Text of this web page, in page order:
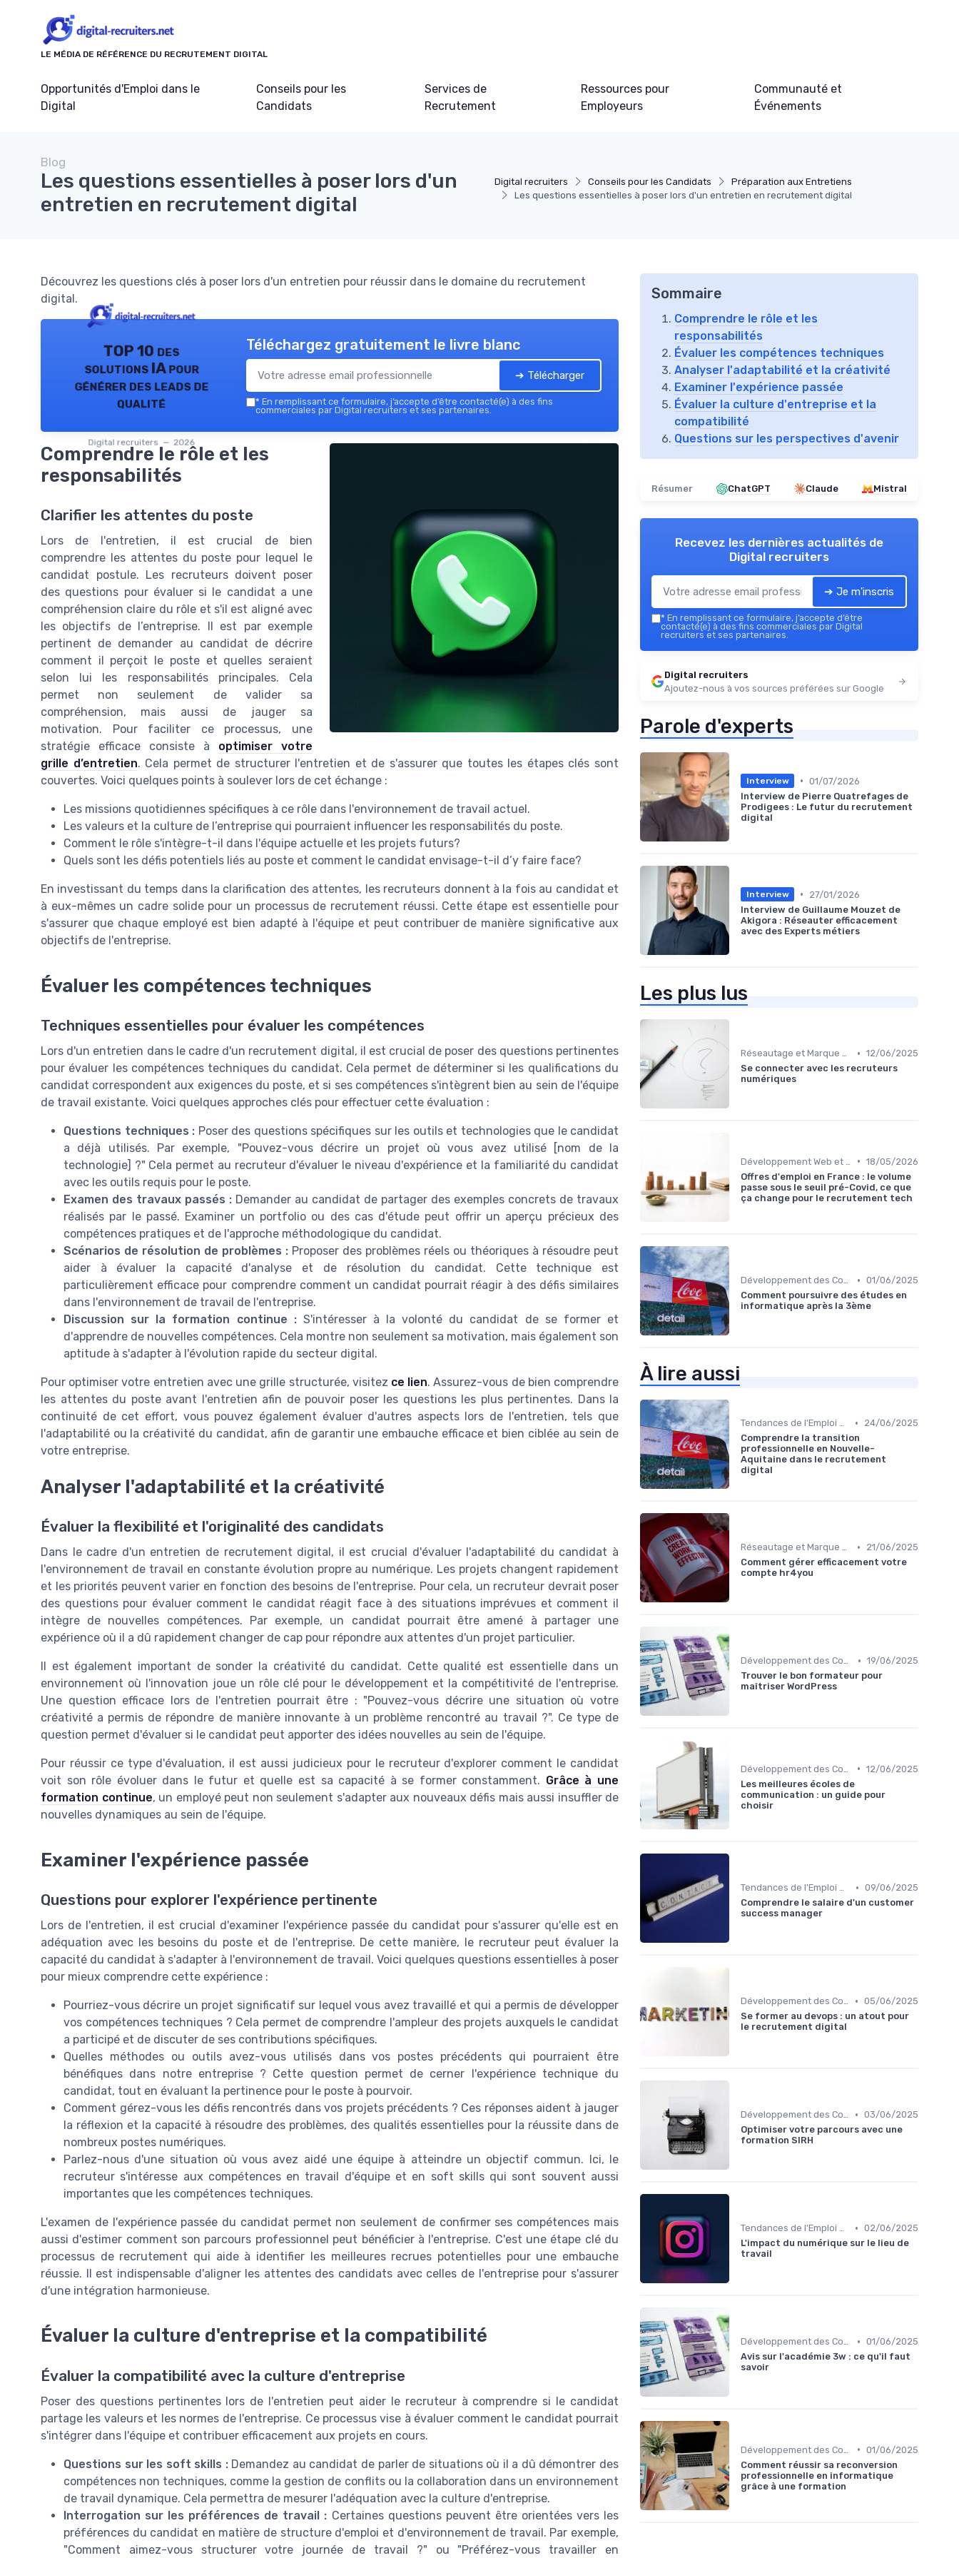
LE MÉDIA DE RÉFÉRENCE DU RECRUTEMENT DIGITAL
Opportunités d'Emploi dans le
Digital
Conseils pour les
Candidats
Services de
Recrutement
Ressources pour
Employeurs
Communauté et
Événements
Digital recruiters Conseils pour les Candidats
Préparation aux Entretiens
Les questions essentielles à poser lors d'un entretien en recrutement digital
Blog
Les questions essentielles à poser lors d'un
entretien en recrutement digital
Découvrez les questions clés à poser lors d'un entretien pour réussir dans le domaine du recrutement
digital.
TOP 10 des
solutions IA pour
générer des leads de
qualité
Digital recruiters — 2026
Téléchargez gratuitement le livre blanc
➔ Télécharger
* En remplissant ce formulaire, j’accepte d’être contacté(e) à des fins
commerciales par Digital recruiters et ses partenaires.
Comprendre le rôle et les
responsabilités
Clarifier les attentes du poste
Lors de l'entretien, il est crucial de bien
comprendre les attentes du poste pour lequel le
candidat postule. Les recruteurs doivent poser
des questions pour évaluer si le candidat a une
compréhension claire du rôle et s'il est aligné avec
les objectifs de l’entreprise. Il est par exemple
pertinent de demander au candidat de décrire
comment il perçoit le poste et quelles seraient
selon lui les responsabilités principales. Cela
permet non seulement de valider sa
compréhension, mais aussi de jauger sa
motivation. Pour faciliter ce processus, une
stratégie efficace consiste à optimiser votre
grille d’entretien. Cela permet de structurer l'entretien et de s'assurer que toutes les étapes clés sont
couvertes. Voici quelques points à soulever lors de cet échange :
Les missions quotidiennes spécifiques à ce rôle dans l'environnement de travail actuel.
Les valeurs et la culture de l’entreprise qui pourraient influencer les responsabilités du poste.
Comment le rôle s'intègre-t-il dans l'équipe actuelle et les projets futurs?
Quels sont les défis potentiels liés au poste et comment le candidat envisage-t-il d’y faire face?
En investissant du temps dans la clarification des attentes, les recruteurs donnent à la fois au candidat et
à eux-mêmes un cadre solide pour un processus de recrutement réussi. Cette étape est essentielle pour
s'assurer que chaque employé est bien adapté à l'équipe et peut contribuer de manière significative aux
objectifs de l'entreprise.
Évaluer les compétences techniques
Techniques essentielles pour évaluer les compétences
Lors d'un entretien dans le cadre d'un recrutement digital, il est crucial de poser des questions pertinentes
pour évaluer les compétences techniques du candidat. Cela permet de déterminer si les qualifications du
candidat correspondent aux exigences du poste, et si ses compétences s'intègrent bien au sein de l'équipe
de travail existante. Voici quelques approches clés pour effectuer cette évaluation :
Questions techniques : Poser des questions spécifiques sur les outils et technologies que le candidat
a déjà utilisés. Par exemple, "Pouvez-vous décrire un projet où vous avez utilisé [nom de la
technologie] ?" Cela permet au recruteur d'évaluer le niveau d'expérience et la familiarité du candidat
avec les outils requis pour le poste.
Examen des travaux passés : Demander au candidat de partager des exemples concrets de travaux
réalisés par le passé. Examiner un portfolio ou des cas d'étude peut offrir un aperçu précieux des
compétences pratiques et de l'approche méthodologique du candidat.
Scénarios de résolution de problèmes : Proposer des problèmes réels ou théoriques à résoudre peut
aider à évaluer la capacité d'analyse et de résolution du candidat. Cette technique est
particulièrement efficace pour comprendre comment un candidat pourrait réagir à des défis similaires
dans l'environnement de travail de l'entreprise.
Discussion sur la formation continue :S'intéresser à la volonté du candidat de se former et
d'apprendre de nouvelles compétences. Cela montre non seulement sa motivation, mais également son
aptitude à s'adapter à l'évolution rapide du secteur digital.
Pour optimiser votre entretien avec une grille structurée, visitez ce lien. Assurez-vous de bien comprendre
les attentes du poste avant l'entretien afin de pouvoir poser les questions les plus pertinentes. Dans la
continuité de cet effort, vous pouvez également évaluer d'autres aspects lors de l'entretien, tels que
l'adaptabilité ou la créativité du candidat, afin de garantir une embauche efficace et bien ciblée au sein de
votre entreprise.
Analyser l'adaptabilité et la créativité
Évaluer la flexibilité et l'originalité des candidats
Dans le cadre d'un entretien de recrutement digital, il est crucial d'évaluer l'adaptabilité du candidat à
l'environnement de travail en constante évolution propre au numérique. Les projets changent rapidement
et les priorités peuvent varier en fonction des besoins de l'entreprise. Pour cela, un recruteur devrait poser
des questions pour évaluer comment le candidat réagit face à des situations imprévues et comment il
intègre de nouvelles compétences. Par exemple, un candidat pourrait être amené à partager une
expérience où il a dû rapidement changer de cap pour répondre aux attentes d'un projet particulier.
Il est également important de sonder la créativité du candidat. Cette qualité est essentielle dans un
environnement où l'innovation joue un rôle clé pour le développement et la compétitivité de l'entreprise.
Une question efficace lors de l'entretien pourrait être : "Pouvez-vous décrire une situation où votre
créativité a permis de répondre de manière innovante à un problème rencontré au travail ?". Ce type de
question permet d'évaluer si le candidat peut apporter des idées nouvelles au sein de l'équipe.
Pour réussir ce type d'évaluation, il est aussi judicieux pour le recruteur d'explorer comment le candidat
voit son rôle évoluer dans le futur et quelle est sa capacité à se former constamment. Grâce à une
formation continue, un employé peut non seulement s'adapter aux nouveaux défis mais aussi insuffler de
nouvelles dynamiques au sein de l'équipe.
Examiner l'expérience passée
Questions pour explorer l'expérience pertinente
Lors de l'entretien, il est crucial d'examiner l'expérience passée du candidat pour s'assurer qu'elle est en
adéquation avec les besoins du poste et de l'entreprise. De cette manière, le recruteur peut évaluer la
capacité du candidat à s'adapter à l'environnement de travail. Voici quelques questions essentielles à poser
pour mieux comprendre cette expérience :
Pourriez-vous décrire un projet significatif sur lequel vous avez travaillé et qui a permis de développer
vos compétences techniques ? Cela permet de comprendre l'ampleur des projets auxquels le candidat
a participé et de discuter de ses contributions spécifiques.
Quelles méthodes ou outils avez-vous utilisés dans vos postes précédents qui pourraient être
bénéfiques dans notre entreprise ? Cette question permet de cerner l'expérience technique du
candidat, tout en évaluant la pertinence pour le poste à pourvoir.
Comment gérez-vous les défis rencontrés dans vos projets précédents ? Ces réponses aident à jauger
la réflexion et la capacité à résoudre des problèmes, des qualités essentielles pour la réussite dans de
nombreux postes numériques.
Parlez-nous d'une situation où vous avez aidé une équipe à atteindre un objectif commun. Ici, le
recruteur s'intéresse aux compétences en travail d'équipe et en soft skills qui sont souvent aussi
importantes que les compétences techniques.
L'examen de l'expérience passée du candidat permet non seulement de confirmer ses compétences mais
aussi d'estimer comment son parcours professionnel peut bénéficier à l'entreprise. C'est une étape clé du
processus de recrutement qui aide à identifier les meilleures recrues potentielles pour une embauche
réussie. Il est indispensable d'aligner les attentes des candidats avec celles de l'entreprise pour s'assurer
d'une intégration harmonieuse.
Évaluer la culture d'entreprise et la compatibilité
Évaluer la compatibilité avec la culture d'entreprise
Poser des questions pertinentes lors de l'entretien peut aider le recruteur à comprendre si le candidat
partage les valeurs et les normes de l'entreprise. Ce processus vise à évaluer comment le candidat pourrait
s'intégrer dans l'équipe et contribuer efficacement aux projets en cours.
Questions sur les soft skills :Demandez au candidat de parler de situations où il a dû démontrer des
compétences non techniques, comme la gestion de conflits ou la collaboration dans un environnement
de travail dynamique. Cela permettra de mesurer l'adéquation avec la culture d'entreprise.
Interrogation sur les préférences de travail : Certaines questions peuvent être orientées vers les
préférences du candidat en matière de structure d'emploi et d'environnement de travail. Par exemple,
"Comment aimez-vous structurer votre journée de travail ?" ou "Préférez-vous travailler en
Sommaire
Comprendre le rôle et les
responsabilités
Évaluer les compétences techniques
Analyser l'adaptabilité et la créativité
Examiner l'expérience passée
Évaluer la culture d'entreprise et la
compatibilité
Questions sur les perspectives d'avenir
Résumer ChatGPT Claude Mistral
Recevez les dernières actualités de
Digital recruiters
➔ Je m'inscris
* En remplissant ce formulaire, j’accepte d’être
contacté(e) à des fins commerciales par Digital
recruiters et ses partenaires.
Digital recruiters
Ajoutez-nous à vos sources préférées sur Google
Parole d'experts
Interview • 01/07/2026
Interview de Pierre Quatrefages de
Prodigees : Le futur du recrutement
digital
Interview •
27/01/2026
Interview de Guillaume Mouzet de
Akigora : Réseauter efficacement
avec des Experts métiers
Les plus lus
Réseautage et Marque Personnelle • 12/06/2025
Se connecter avec les recruteurs
numériques
• 18/05/2026
Offres d'emploi en France : le volume
passe sous le seuil pré-Covid, ce que
ça change pour le recrutement tech
Développement des Compétences Digitales • 01/06/2025
Comment poursuivre des études en
informatique après la 3ème
À lire aussi
Tendances de l'Emploi dans le Digital •
24/06/2025
Comprendre la transition
professionnelle en Nouvelle-
Aquitaine dans le recrutement
digital
Réseautage et Marque Personnelle •
21/06/2025
Comment gérer efficacement votre
compte hr4you
Développement des Compétences Digitales • 19/06/2025
Trouver le bon formateur pour
maîtriser WordPress
• 12/06/2025
Les meilleures écoles de
communication : un guide pour
choisir
Tendances de l'Emploi dans le Digital • 09/06/2025
Comprendre le salaire d'un customer
success manager
Développement des Compétences Digitales • 05/06/2025
Se former au devops : un atout pour
le recrutement digital
Développement des Compétences Digitales • 03/06/2025
Optimiser votre parcours avec une
formation SIRH
Tendances de l'Emploi dans le Digital • 02/06/2025
L'impact du numérique sur le lieu de
travail
Développement des Compétences Digitales • 01/06/2025
Avis sur l'académie 3w : ce qu'il faut
savoir
• 01/06/2025
Comment réussir sa reconversion
professionnelle en informatique
grâce à une formation